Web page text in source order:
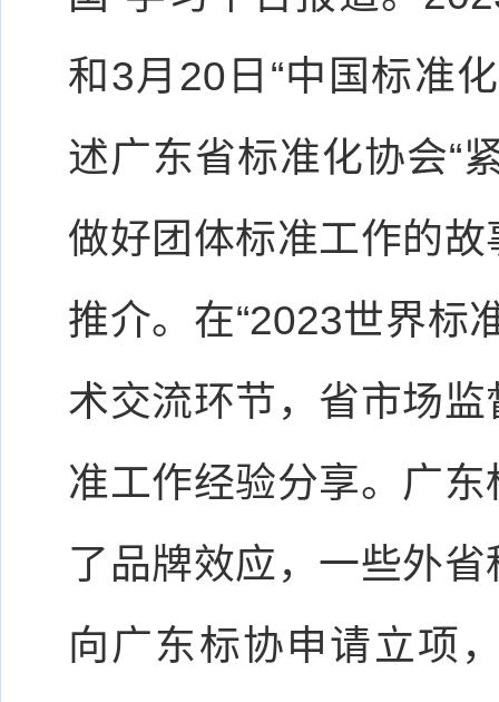
和3月20日“中国标准
述广东省标准化协会“
做好团体标准工作的
推介。在“2023世界标
术交流环节，省市场
准工作经验分享。广
了品牌效应，一些外
向广东标协申请立项